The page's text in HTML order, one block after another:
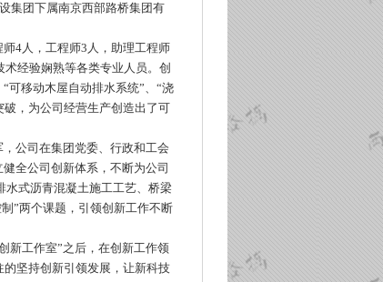
集团下属南京西部路桥集团有
4人，工程师3人，助理工程师
经验娴熟等各类专业人员。创
可移动木屋自动排水系统”、“浇
破，为公司经营生产创造出了可
公司在集团党委、行政和工会
全公司创新体系，不断为公司
水式沥青混凝土施工工艺、桥梁
”两个课题，引领创新工作不断
新工作室”之后，在创新工作领
坚持创新引领发展，让新科技